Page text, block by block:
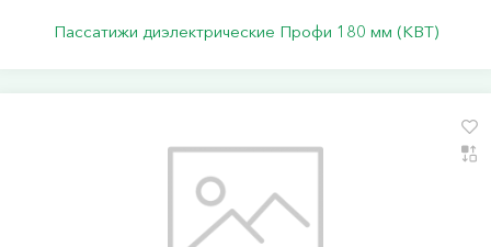
Пассатижи диэлектрические Профи 180 мм (КВТ)